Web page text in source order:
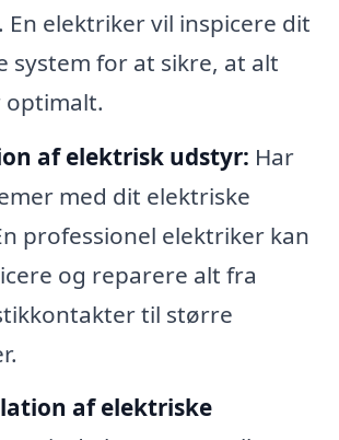
En elektriker vil inspicere dit
system for at sikre, at alt
af elektrisk udstyr: Har
med dit elektriske
professionel elektriker kan
og reparere alt fra
til større
af elektriske